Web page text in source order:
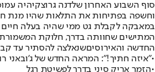
סוף השבוע האחרון שלדנה גרוצקיהיה
וחשפה בפתיחות את התלאות שהיו מנת
במאבקה לקבלת גט ממי שהיה בעלה
המתישים שחוותה בדרך, חלוקת
החדשה והאירוסיםשנאלצה להסתיר עד
•"איזה חתיך!": המראה החדש של ג'ובאני
•הזמר אריק סיני בדרך לפשיטת רגל